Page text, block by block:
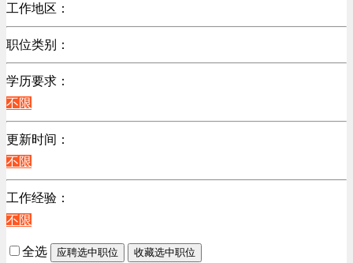
工作地区：
不限
职位类别：
不限
学历要求：
不限
更新时间：
不限
工作经验：
不限
全选 应聘选中职位 收藏选中职位